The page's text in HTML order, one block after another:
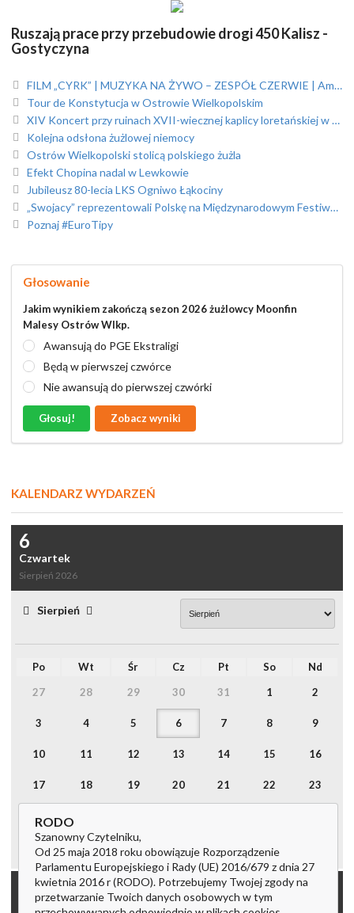
Ruszają prace przy przebudowie drogi 450 Kalisz -
Gostyczyna
FILM „CYRK” | MUZYKA NA ŻYWO – ZESPÓŁ CZERWIE | Amfiteatr
Tour de Konstytucja w Ostrowie Wielkopolskim
XIV Koncert przy ruinach XVII-wiecznej kaplicy loretańskiej w Skrzebowej
Kolejna odsłona żużlowej niemocy
Ostrów Wielkopolski stolicą polskiego żużla
Efekt Chopina nadal w Lewkowie
Jubileusz 80-lecia LKS Ogniwo Łąkociny
„Swojacy” reprezentowali Polskę na Międzynarodowym Festiwalu Folklorystycznym w Portugalii /foto/
Poznaj #EuroTipy
Głosowanie
Jakim wynikiem zakończą sezon 2026 żużlowcy Moonfin
Malesy Ostrów Wlkp.
Awansują do PGE Ekstraligi
Będą w pierwszej czwórce
Nie awansują do pierwszej czwórki
Głosuj! Zobacz wyniki
KALENDARZ WYDARZEŃ
6
Czwartek
Sierpień 2026
Sierpień
Po Wt Śr Cz Pt So
Nd
27
28 29 30 31 1 2
3 4 5 6 7 8 9
10 11 12 13 14 15 16
17 18 19 20 21 22 23
24
31 1 2 5
imieniny:
Jakuba, Sławy, Wincentego
RODO
Szanowny Czytelniku,
Od 25 maja 2018 roku obowiązuje Rozporządzenie
Parlamentu Europejskiego i Rady (UE) 2016/679 z dnia 27
kwietnia 2016 r (RODO). Potrzebujemy Twojej zgody na
przetwarzanie Twoich danych osobowych w tym